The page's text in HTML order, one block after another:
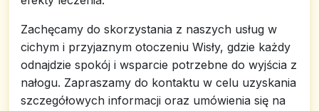
Zachęcamy do skorzystania z naszych usług w
cichym i przyjaznym otoczeniu Wisły, gdzie każdy
odnajdzie spokój i wsparcie potrzebne do wyjścia z
nałogu. Zapraszamy do kontaktu w celu uzyskania
szczegółowych informacji oraz umówienia się na